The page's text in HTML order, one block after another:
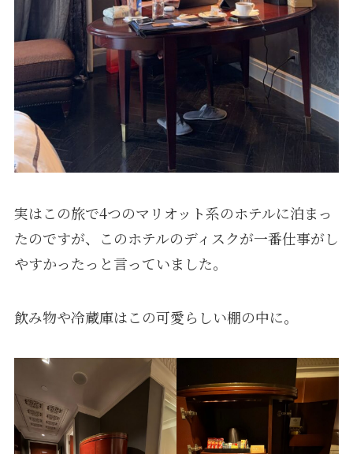
実はこの旅で4つのマリオット系のホテルに泊まっ
たのですが、このホテルのディスクが一番仕事がし
やすかったっと言っていました。
飲み物や冷蔵庫はこの可愛らしい棚の中に。